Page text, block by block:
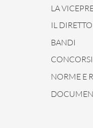
LA
IL
BANDI
NORME E